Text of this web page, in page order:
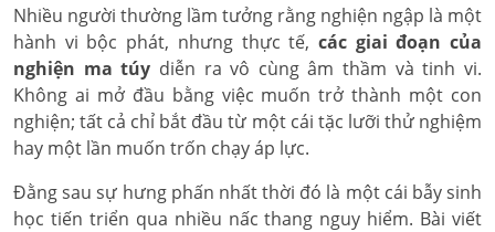
Nhiều người thường lầm tưởng rằng nghiện ngập là một
hành vi bộc phát, nhưng thực tế, các giai đoạn của
nghiện ma túy diễn ra vô cùng âm thầm và tinh vi.
Không ai mở đầu bằng việc muốn trở thành một con
nghiện; tất cả chỉ bắt đầu từ một cái tặc lưỡi thử nghiệm
hay một lần muốn trốn chạy áp lực.
Đằng sau sự hưng phấn nhất thời đó là một cái bẫy sinh
học tiến triển qua nhiều nấc thang nguy hiểm. Bài viết